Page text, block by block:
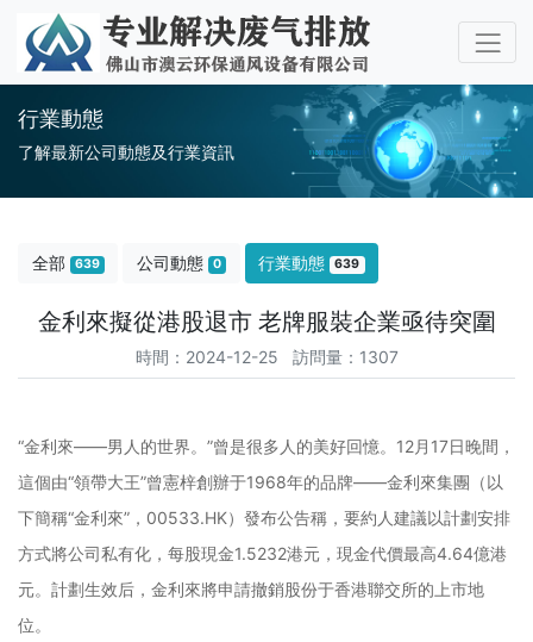
行業動態
了解最新公司動態及行業資訊
全部 639 公司動態 0 行業動態 639
金利來擬從港股退市 老牌服裝企業亟待突圍
時間：2024-12-25 訪問量：1307
“金利來——男人的世界。”曾是很多人的美好回憶。12月17日晚間，
這個由“領帶大王”曾憲梓創辦于1968年的品牌——金利來集團（以
下簡稱“金利來”，00533.HK）發布公告稱，要約人建議以計劃安排
方式將公司私有化，每股現金1.5232港元，現金代價最高4.64億港
元。計劃生效后，金利來將申請撤銷股份于香港聯交所的上市地
位。